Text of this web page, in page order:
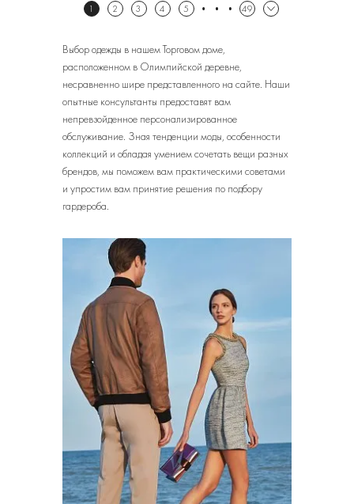
1 2 3 4 5 49
Выбор одежды в нашем Торговом доме,
расположенном в Олимпийской деревне,
несравненно шире представленного на сайте. Наши
опытные консультанты предоставят вам
непревзойденное персонализированное
обслуживание. Зная тенденции моды, особенности
коллекций и обладая умением сочетать вещи разных
брендов, мы поможем вам практическими советами
и упростим вам принятие решения по подбору
гардероба.